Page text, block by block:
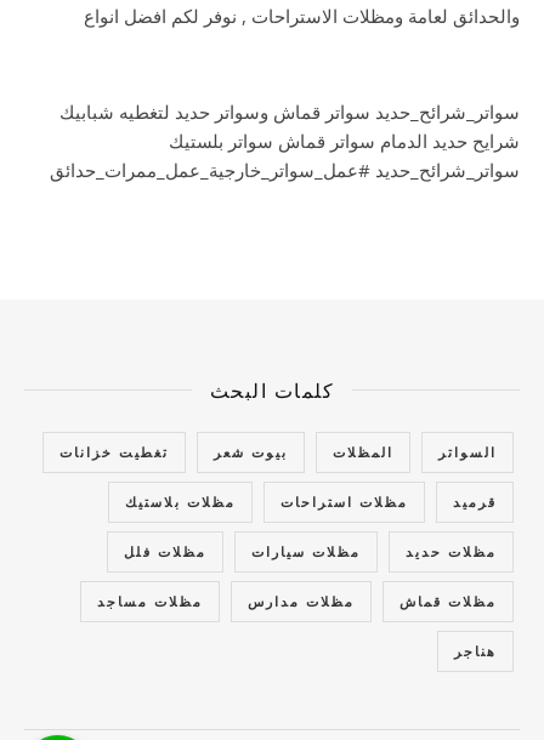
والحدائق لعامة ومظلات الاستراحات , نوفر لكم افضل انواع
سواتر_شرائح_حديد سواتر قماش وسواتر حديد لتغطيه شبابيك
شرايح حديد الدمام سواتر قماش سواتر بلستيك
سواتر_شرائح_حديد #عمل_سواتر_خارجية_عمل_ممرات_حدائق
كلمات البحث
السواتر المظلات بيوت شعر تغطيت خزانات
قرميد مظلات استراحات مظلات بلاستيك
مظلات حديد مظلات سيارات مظلات فلل
مظلات قماش مظلات مدارس مظلات مساجد
هناجر